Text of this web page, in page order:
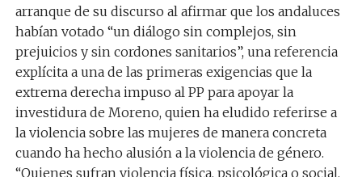
arranque de su discurso al afirmar que los andaluces
habían votado “un diálogo sin complejos, sin
prejuicios y sin cordones sanitarios”, una referencia
explícita a una de las primeras exigencias que la
extrema derecha impuso al PP para apoyar la
investidura de Moreno, quien ha eludido referirse a
la violencia sobre las mujeres de manera concreta
cuando ha hecho alusión a la violencia de género.
“Quienes sufran violencia física, psicológica o social,